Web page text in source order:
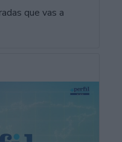
que vas a